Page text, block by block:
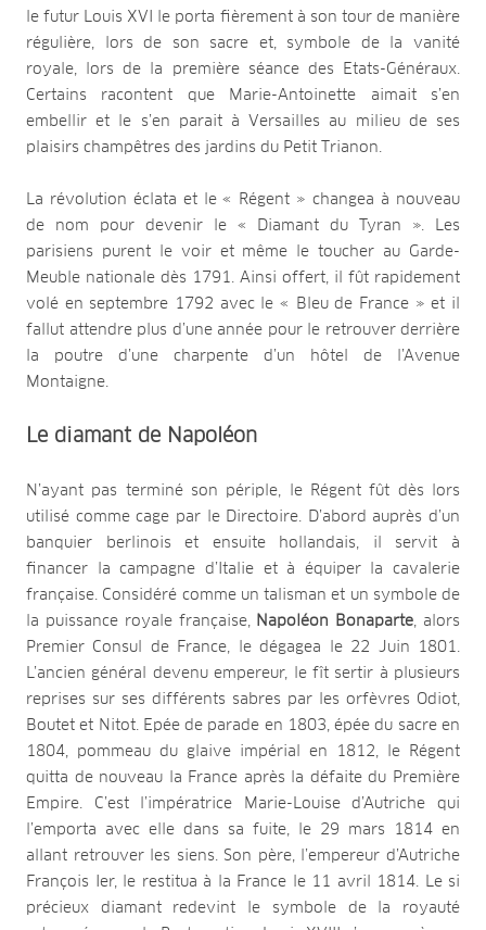
le futur Louis XVI le porta fièrement à son tour de manière
régulière, lors de son sacre et, symbole de la vanité
royale, lors de la première séance des Etats-Généraux.
Certains racontent que Marie-Antoinette aimait s’en
embellir et le s’en parait à Versailles au milieu de ses
plaisirs champêtres des jardins du Petit Trianon.
La révolution éclata et le « Régent » changea à nouveau
de nom pour devenir le « Diamant du Tyran ». Les
parisiens purent le voir et même le toucher au Garde-
Meuble nationale dès 1791. Ainsi offert, il fût rapidement
volé en septembre 1792 avec le « Bleu de France » et il
fallut attendre plus d’une année pour le retrouver derrière
la poutre d’une charpente d’un hôtel de l’Avenue
Montaigne.
Le diamant de Napoléon
N’ayant pas terminé son périple, le Régent fût dès lors
utilisé comme cage par le Directoire. D’abord auprès d’un
banquier berlinois et ensuite hollandais, il servit à
financer la campagne d’Italie et à équiper la cavalerie
française. Considéré comme un talisman et un symbole de
la puissance royale française,
Napoléon Bonaparte , alors
Premier Consul de France, le dégagea le 22 Juin 1801.
L’ancien général devenu empereur, le fît sertir à plusieurs
reprises sur ses différents sabres par les orfèvres Odiot,
Boutet et Nitot. Epée de parade en 1803, épée du sacre en
1804, pommeau du glaive impérial en 1812, le Régent
quitta de nouveau la France après la défaite du Première
Empire. C’est l’impératrice Marie-Louise d’Autriche qui
l’emporta avec elle dans sa fuite, le 29 mars 1814 en
allant retrouver les siens. Son père, l’empereur d’Autriche
François Ier, le restitua à la France le 11 avril 1814. Le si
précieux diamant redevint le symbole de la royauté